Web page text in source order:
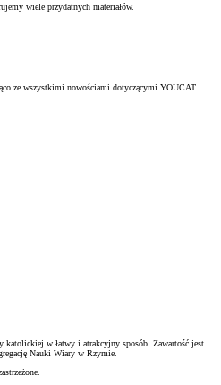
wiele przydatnych materiałów.
ze wszystkimi nowościami dotyczącymi YOUCAT.
katolickiej w łatwy i atrakcyjny sposób. Zawartość jest
Nauki Wiary w Rzymie.